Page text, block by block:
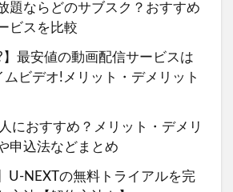
題ならどのサブスク？おすすめ
ビスを比較
】最安値の動画配信サービスは
ムビデオ!メリット・デメリット
におすすめ？メリット・デメリ
申込法などまとめ
U-NEXTの無料トライアルを完